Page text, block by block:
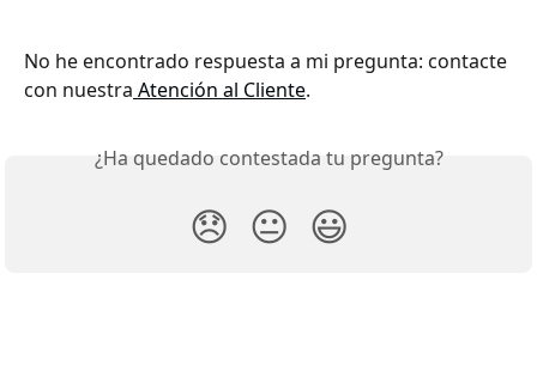
No he encontrado respuesta a mi pregunta: contacte
con nuestra Atención al Cliente.
¿Ha quedado contestada tu pregunta?
😞 😐 😃